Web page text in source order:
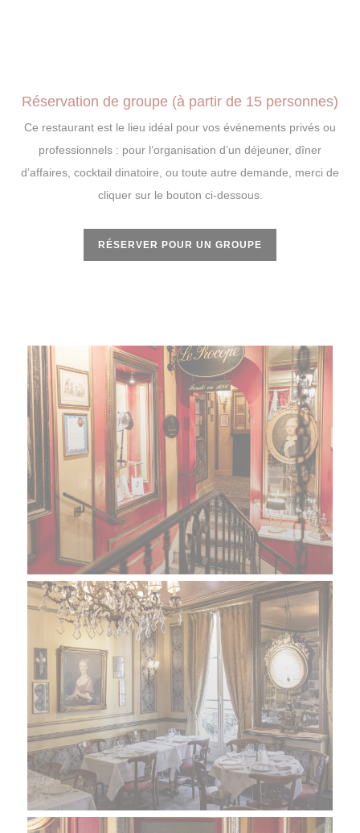
Réservation de groupe (à partir de 15 personnes)
Ce restaurant est le lieu idéal pour vos événements privés ou
professionnels : pour l’organisation d’un déjeuner, dîner
d’affaires, cocktail dinatoire, ou toute autre demande, merci de
cliquer sur le bouton ci-dessous.
RÉSERVER POUR UN GROUPE